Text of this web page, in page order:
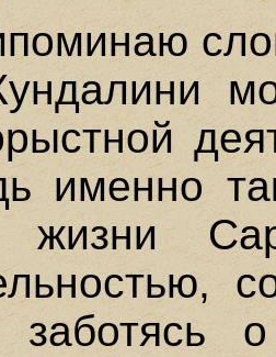
именно
жизни
заботясь